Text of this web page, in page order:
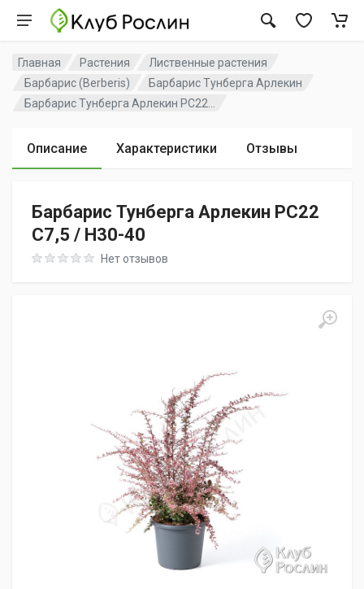
Главная Растения
Лиственные растения
Барбарис (Berberis)
Барбарис Тунберга Арлекин
Барбарис Тунберга Арлекин PC22...
Описание Характеристики Отзывы
Барбарис Тунберга Арлекин PC22
C7,5 / H30-40
Rating: 0 out of 5Нет отзывов